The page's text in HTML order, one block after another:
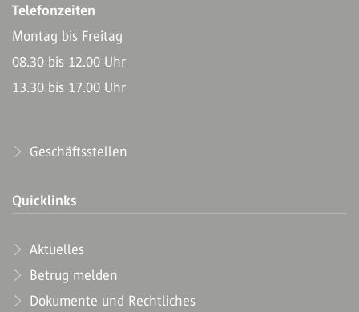
Telefonzeiten
Montag bis Freitag
08.30 bis 12.00 Uhr
13.30 bis 17.00 Uhr
Geschäftsstellen
Quicklinks
Aktuelles
Betrug melden
Dokumente und Rechtliches